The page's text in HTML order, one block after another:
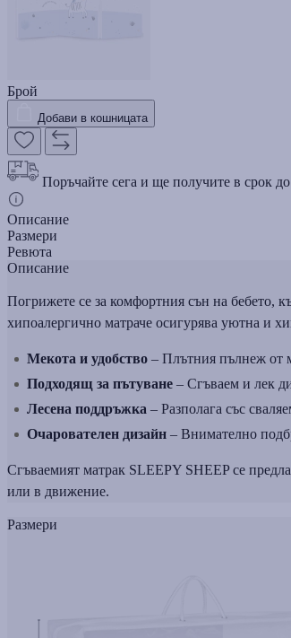
Брой
Добави в кошницата
Поръчайте сега и ще получите в срок
Описание
Размери
Ревюта
Описание
Погрижете се за комфортния сън на бебето,
хипоалергично матраче осигурява уютна и
Мекота и удобство – Плътния пълнеж от
Подходящ за пътуване – Сгъваем и лек
Лесена поддръжка – Разполага със
Очарователен дизайн – Внимателно
Сгъваемият матрак SLEEPY SHEEP се
или в движение.
Размери